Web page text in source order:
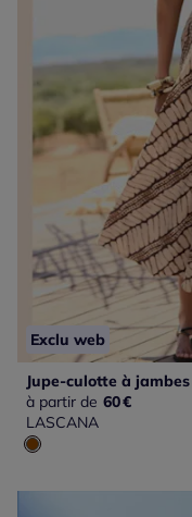
Exclu web
à partir de 60€
LASCANA